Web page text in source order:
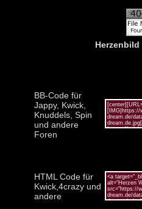
Herzenbild
BB-Code für
Jappy, Kwick,
Knuddels, Spin
und andere
Foren
HTML Code für
Kwick,4crazy und
andere